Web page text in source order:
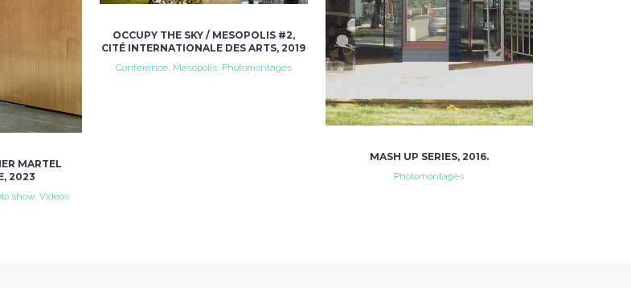
MARTEL
2023
show, Videos
OCCUPY THE SKY / MESOPOLIS #2,
CITÉ INTERNATIONALE DES ARTS, 2019
Conference, Mesopolis, Photomontages
MASH UP SERIES, 2016.
Photomontages